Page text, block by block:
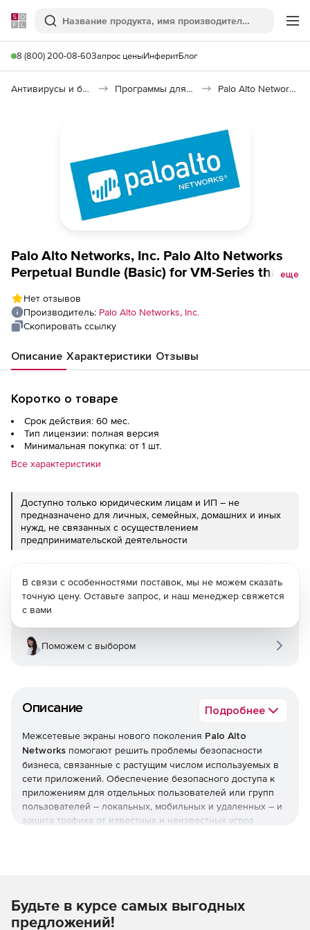
Softline
Поиск
8 (800) 200-08-60Запрос ценыИнферитБлог
Антивирусы и безопасность Программы для защиты информации Palo Alto Networks
Palo Alto Networks, Inc. Palo Alto Networks
Perpetual Bundle (Basic) for VM-Series that
лет
еще
Нет отзывов
Производитель: Palo Alto Networks, Inc.
Скопировать ссылку
Описание Характеристики Отзывы
Коротко о товаре
Срок действия: 60 мес.
Тип лицензии: полная версия
Минимальная покупка: от 1 шт.
Все характеристики
Доступно только юридическим лицам и ИП – не
предназначено для личных, семейных, домашних и иных
нужд, не связанных с осуществлением
предпринимательской деятельности
Описание Подробнее
Межсетевые экраны нового поколения Palo Alto
Networks помогают решить проблемы безопасности
бизнеса, связанные с растущим числом используемых в
сети приложений. Обеспечение безопасного доступа к
приложениям для отдельных пользователей или групп
пользователей – локальных, мобильных и удаленных – и
защита трафика от известных и неизвестных угроз
Технология App-ID делает возможной точную
В связи с особенностями поставок, мы не можем сказать
точную цену. Оставьте запрос, и наш менеджер свяжется
с вами
Поможем с выбором
Будьте в курсе самых выгодных
предложений!